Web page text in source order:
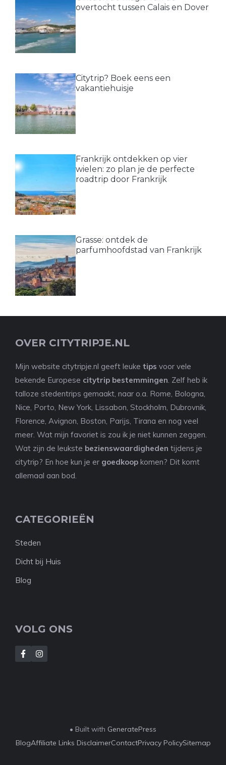
overtocht tussen Calais en Dover
Citytrip? Boek eens een
vakantiehuisje
Frankrijk ontdekken op vier
wielen: zo plan je de perfecte
roadtrip door Frankrijk
Grasse: ontdek de
parfumhoofdstad van Frankrijk
OVER CITYTRIPJE.NL
Mijn website citytripje.nl geeft leuke tips voor vele
bekende Europese citytrip bestemmingen . Zelf heb ik
talloze stedentrips gemaakt, naar o.a. Rome, Bologna,
Nice, Porto, New York, Lissabon, Stockholm, Dubrovnik,
Florence, Avignon, Boston, Parijs, Tirana en nog veel
meer. Wat mijn favoriet is zou ik je niet kunnen zeggen.
Wat zijn de leukste bezienswaardigheden tijdens je
citytrip? En hoe kun je er goedkoop komen? Dit komt
allemaal aan bod.
CATEGORIEËN
Steden
Dicht bij Huis
Blog
VOLG ONS
• Built with GeneratePress
BlogAffiliate Links DisclaimerContactPrivacy PolicySitemap